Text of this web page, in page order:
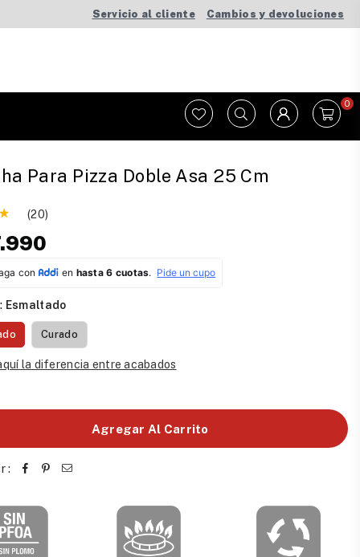
Servicio al cliente Cambios y devoluciones
0
Para Pizza Doble Asa 25 Cm
(20)
Esmaltado
Curado
la diferencia entre acabados
Agregar Al Carrito
: